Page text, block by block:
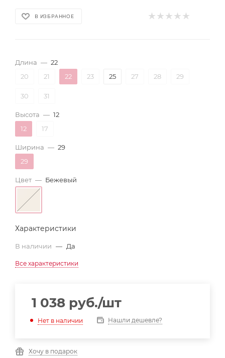
В ИЗБРАННОЕ
Длина — 22
20
21 22 23 25 27 28 29
30 31
Высота — 12
12
17
Ширина — 29
29
Цвет — Бежевый
Характеристики
В наличии — Да
Все характеристики
1 038 руб./шт
Нет в наличии Нашли дешевле?
Хочу в подарок